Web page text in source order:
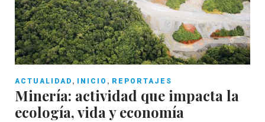
ACTUALIDAD , INICIO , REPORTAJES
Minería: actividad que impacta la
ecología, vida y economía